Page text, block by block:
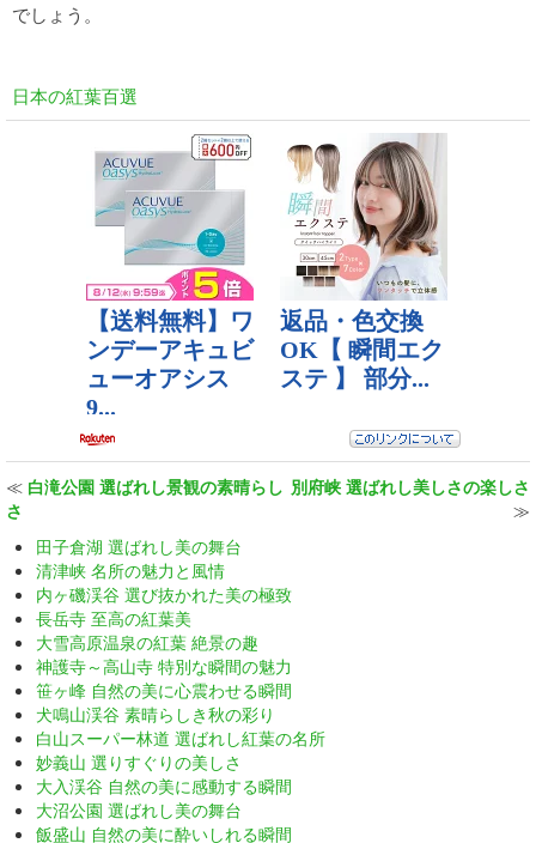
でしょう。
日本の紅葉百選
≪ 白滝公園 選ばれし景観の素晴らし
さ
別府峡 選ばれし美しさの楽しさ
≫
田子倉湖 選ばれし美の舞台
清津峡 名所の魅力と風情
内ヶ磯渓谷 選び抜かれた美の極致
長岳寺 至高の紅葉美
大雪高原温泉の紅葉 絶景の趣
神護寺～高山寺 特別な瞬間の魅力
笹ヶ峰 自然の美に心震わせる瞬間
犬鳴山渓谷 素晴らしき秋の彩り
白山スーパー林道 選ばれし紅葉の名所
妙義山 選りすぐりの美しさ
大入渓谷 自然の美に感動する瞬間
大沼公園 選ばれし美の舞台
飯盛山 自然の美に酔いしれる瞬間